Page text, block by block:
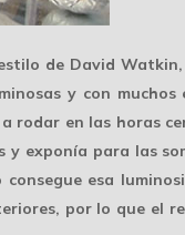
de David Watkin
y con muchos
rodar en las horas
exponía para las
esa
por lo que el